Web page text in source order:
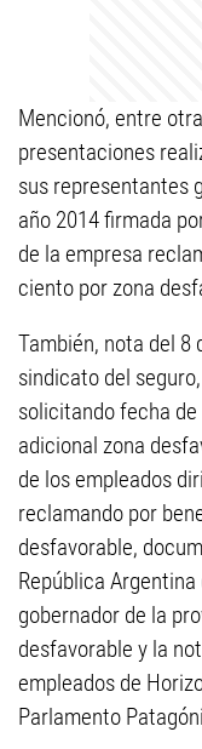
Mencionó, entre
presentaciones
sus representantes
año 2014 firmada
de la empresa
ciento por zona
También, nota del 8
sindicato del
solicitando fecha
adicional zona
de los empleados
reclamando por
desfavorable,
República
gobernador de la
desfavorable y la
empleados de
Parlamento